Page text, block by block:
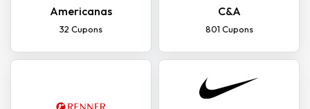
Americanas
32 Cupons
C&A
801 Cupons